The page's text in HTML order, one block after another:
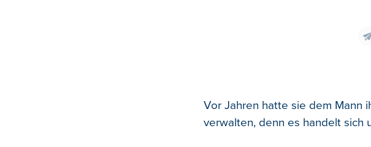
Vor Jahren hatte sie dem Mann
verwalten, denn es handelt sich